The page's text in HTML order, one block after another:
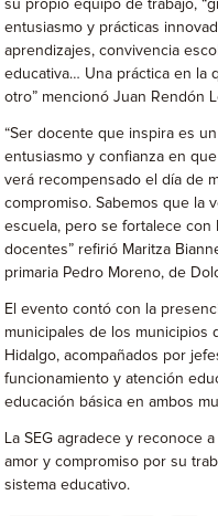
su propio equipo de trabajo,
entusiasmo y prácticas
aprendizajes, convivencia
educativa… Una práctica en la
otro” mencionó Juan Rendón
“Ser docente que inspira es
entusiasmo y confianza en
verá recompensado el día de
compromiso. Sabemos que la
escuela, pero se fortalece con
docentes” refirió Maritza
primaria Pedro Moreno, de
El evento contó con la
municipales de los municipios
Hidalgo, acompañados por
funcionamiento y atención
educación básica en ambos
La SEG agradece y reconoce
amor y compromiso por su
sistema educativo.